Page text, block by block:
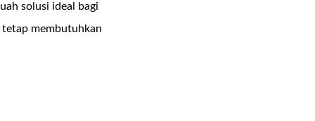
solusi ideal bagi
membutuhkan